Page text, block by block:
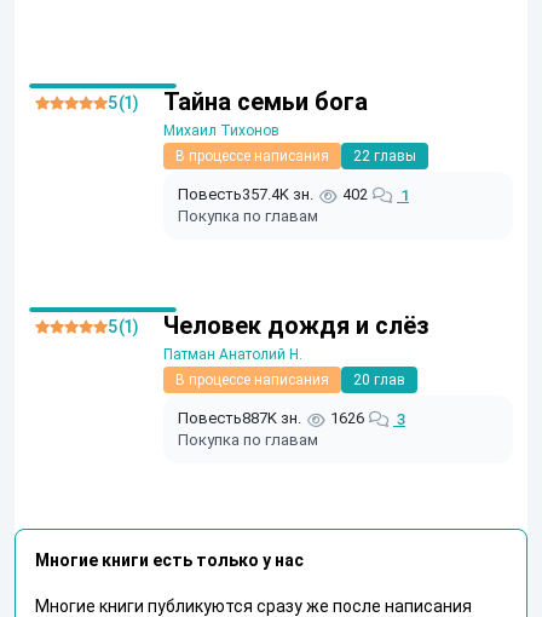
Тайна семьи бога
Михаил Тихонов
В процессе написания
22 главы
Повесть357.4K зн. 402
1
Покупка по главам
5 (1)
Человек дождя и слёз
Патман Анатолий Н.
В процессе написания
20 глав
Повесть887K зн. 1626
3
Покупка по главам
5 (1)
Многие книги есть только у нас
Многие книги публикуются сразу же после написания